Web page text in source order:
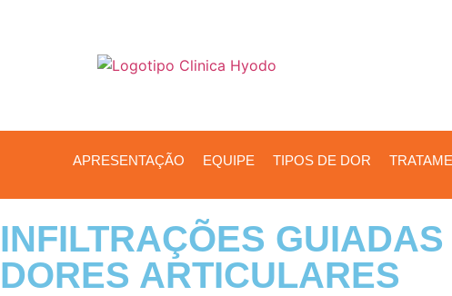
APRESENTAÇÃO EQUIPE TIPOS DE DOR
INFILTRAÇÕES
DORES ARTICULARES